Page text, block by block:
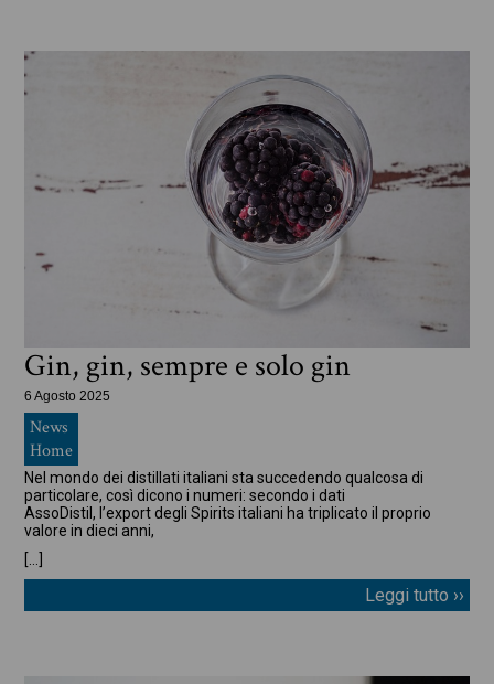
Gin, gin, sempre e solo gin
6 Agosto 2025
News
Home
Nel mondo dei distillati italiani sta succedendo qualcosa di
particolare, così dicono i numeri: secondo i dati
AssoDistil, l’export degli Spirits italiani ha triplicato il proprio
valore in dieci anni,
[…]
Leggi tutto ››